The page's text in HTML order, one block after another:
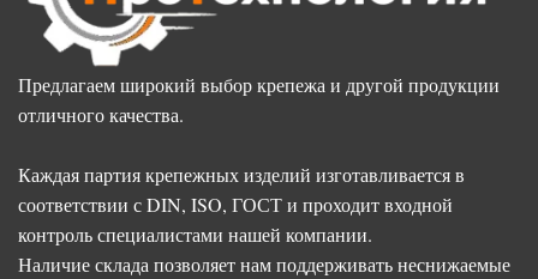
Предлагаем широкий выбор крепежа и другой продукции
отличного качества.
Каждая партия крепежных изделий изготавливается в
соответствии с DIN, ISO, ГОСТ и проходит входной
контроль специалистами нашей компании.
Наличие склада позволяет нам поддерживать неснижаемые